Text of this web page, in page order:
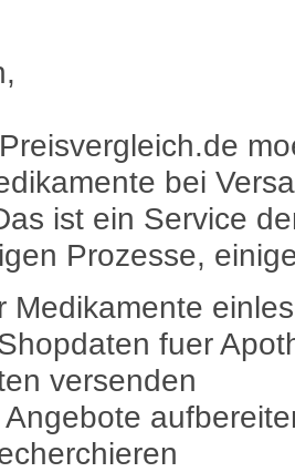
bei
ist ein Service
Prozesse,
Medikamente
fuer
versenden